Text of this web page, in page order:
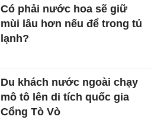
Có phải nước hoa sẽ giữ
mùi lâu hơn nếu để trong tủ
lạnh?
Du khách nước ngoài chạy
mô tô lên di tích quốc gia
Cổng Tò Vò